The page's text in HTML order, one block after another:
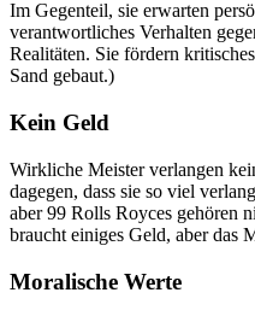
Im Gegenteil, sie erwarten
verantwortliches Verhalten
Realitäten. Sie fördern
Sand gebaut.)
Kein Geld
Wirkliche Meister verlangen
dagegen, dass sie so viel
aber 99 Rolls Royces gehören
braucht einiges Geld, aber das
Moralische Werte